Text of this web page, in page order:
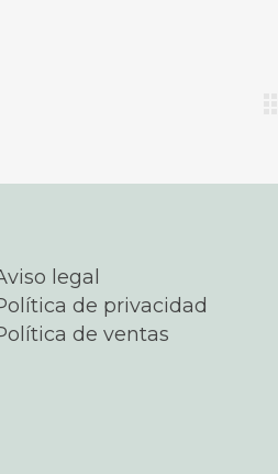
legal
de privacidad
de ventas